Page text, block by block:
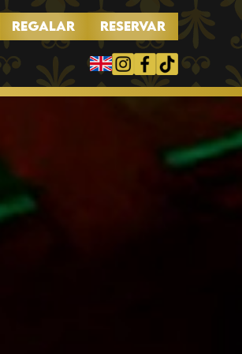
REGALAR RESERVAR